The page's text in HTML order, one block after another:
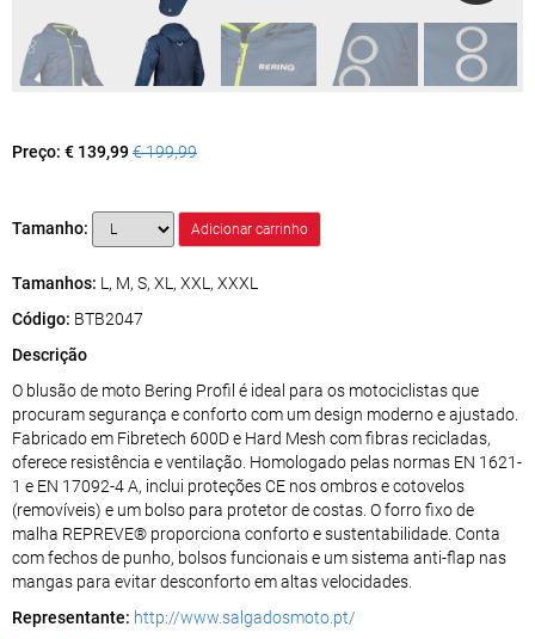
Preço: € 139,99€ 199,99
Tamanho:
Tamanhos: L, M, S, XL, XXL, XXXL
Código: BTB2047
Descrição
O blusão de moto Bering Profil é ideal para os motociclistas que
procuram segurança e conforto com um design moderno e ajustado.
Fabricado em Fibretech 600D e Hard Mesh com fibras recicladas,
oferece resistência e ventilação. Homologado pelas normas EN 1621-
1 e EN 17092-4 A, inclui proteções CE nos ombros e cotovelos
(removíveis) e um bolso para protetor de costas. O forro fixo de
malha REPREVE® proporciona conforto e sustentabilidade. Conta
com fechos de punho, bolsos funcionais e um sistema anti-flap nas
mangas para evitar desconforto em altas velocidades.
Representante: http://www.salgadosmoto.pt/